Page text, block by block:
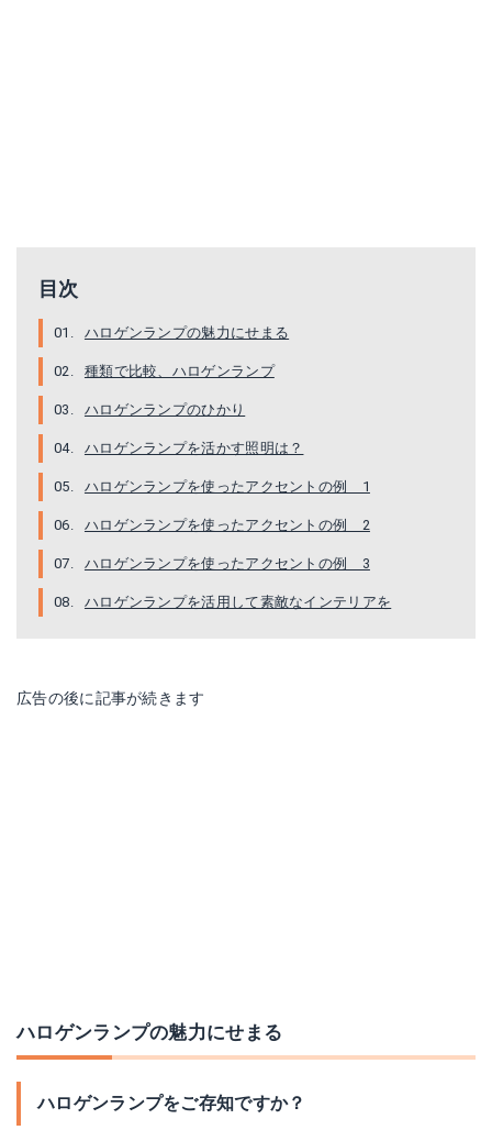
目次
ハロゲンランプの魅力にせまる
種類で比較、ハロゲンランプ
ハロゲンランプのひかり
ハロゲンランプを活かす照明は？
ハロゲンランプを使ったアクセントの例 1
ハロゲンランプを使ったアクセントの例 2
ハロゲンランプを使ったアクセントの例 3
ハロゲンランプを活用して素敵なインテリアを
広告の後に記事が続きます
ハロゲンランプの魅力にせまる
ハロゲンランプをご存知ですか？